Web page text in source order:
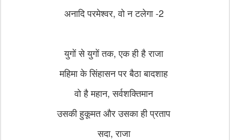
अनादि परमेश्वर, वो न टलेगा -2
युगों से युगों तक, एक ही है राजा
महिमा के सिंहासन पर बैठा बादशाह
वो है महान, सर्वशक्तिमान
उसकी हुकूमत और उसका ही प्रताप
सदा, राजा